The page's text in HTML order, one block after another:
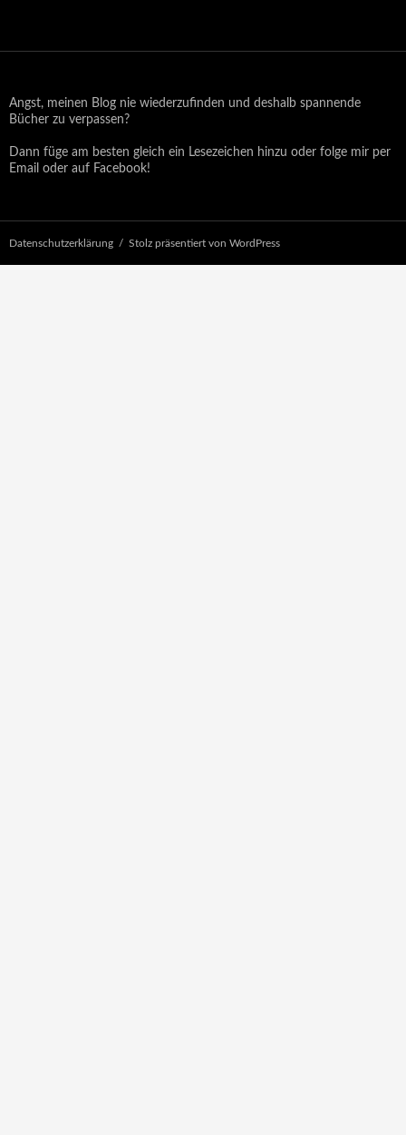
Angst, meinen Blog nie wiederzufinden und deshalb spannende
Bücher zu verpassen?
Dann füge am besten gleich ein Lesezeichen hinzu oder folge mir per
Email oder auf Facebook!
Datenschutzerklärung Stolz präsentiert von WordPress